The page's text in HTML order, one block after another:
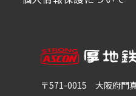
〒571-0015 大阪府門